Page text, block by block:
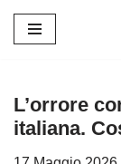
contenuto
L’orrore
italiana.